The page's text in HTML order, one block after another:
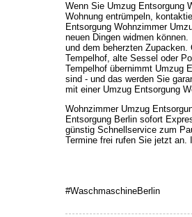
Wenn Sie Umzug Entsorgung
Wohnung entrümpeln,
Entsorgung Wohnzimmer
neuen Dingen widmen
und dem beherzten
Tempelhof, alte Sessel oder
Tempelhof übernimmt Umzug
sind - und das werden Sie
mit einer Umzug Entsorgung
Wohnzimmer Umzug
Entsorgung Berlin sofort
günstig Schnellservice zum
Termine frei rufen Sie jetzt an.
#WaschmaschineBerlin